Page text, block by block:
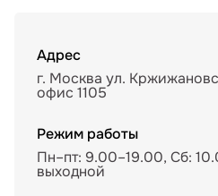
Адрес
г. Москва ул.
офис 1105
Режим работы
Пн–пт: 9.00–19.00, Сб:
выходной